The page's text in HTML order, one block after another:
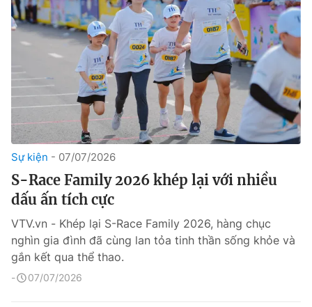
Sự kiện 07/07/2026
S-Race Family 2026 khép lại với nhiều
dấu ấn tích cực
VTV.vn - Khép lại S-Race Family 2026, hàng chục
nghìn gia đình đã cùng lan tỏa tinh thần sống khỏe và
gắn kết qua thể thao.
07/07/2026